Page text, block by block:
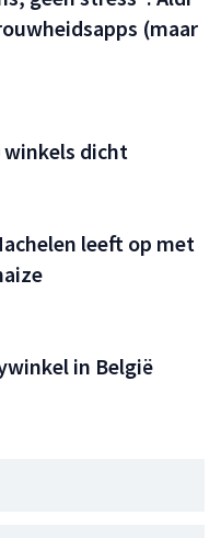
(maar
dicht
leeft op met
in België